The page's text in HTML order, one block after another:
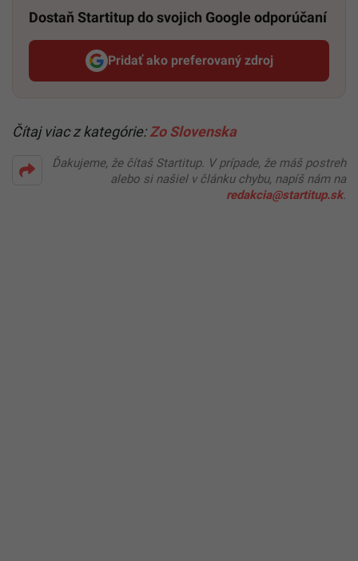
Dostaň Startitup do svojich Google odporúčaní
Pridať ako preferovaný zdroj
Startitup, odkaz sa otvorí v
Čítaj viac z kategórie:Zo Slovenska
Ďakujeme, že čítaš Startitup. V prípade, že máš postreh
alebo si našiel v článku chybu, napíš nám na
redakcia@startitup.sk.